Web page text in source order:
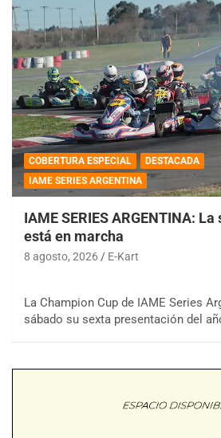
COBERTURA ESPECIAL
DESTACADA
IAME SERIES ARGENTINA
IAME SERIES ARGENTINA:
está en marcha
8 agosto, 2026 E-Kart
La Champion Cup de IAME Series
sábado su sexta presentación del